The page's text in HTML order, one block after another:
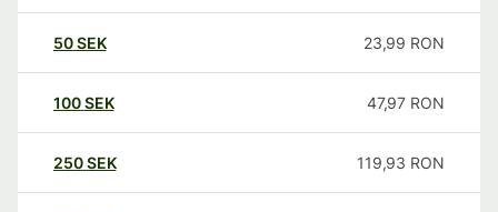
50SEK 23,99 RON
100SEK 47,97 RON
250SEK 119,93 RON